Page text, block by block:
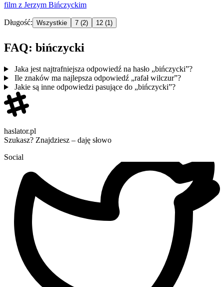
film z Jerzym Bińczyckim
Długość: Wszystkie 7 (2) 12 (1)
FAQ: bińczycki
Jaka jest najtrafniejsza odpowiedź na hasło „bińczycki”?
Ile znaków ma najlepsza odpowiedź „rafał wilczur”?
Jakie są inne odpowiedzi pasujące do „bińczycki”?
haslator.pl
Szukasz? Znajdziesz – daję słowo
Social